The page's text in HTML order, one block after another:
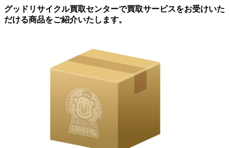
グッドリサイクル買取センターで買取サービスをお受けいた
だける商品をご紹介いたします。